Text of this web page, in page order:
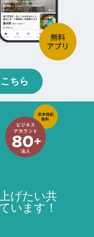
ちら
げたい共
います！